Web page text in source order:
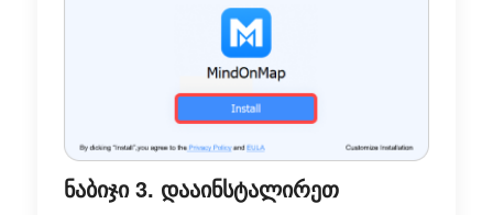
ნაბიჯი 3. დააინსტალირეთ